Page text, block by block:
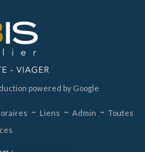
powered by Google
- Liens - Admin - Toutes